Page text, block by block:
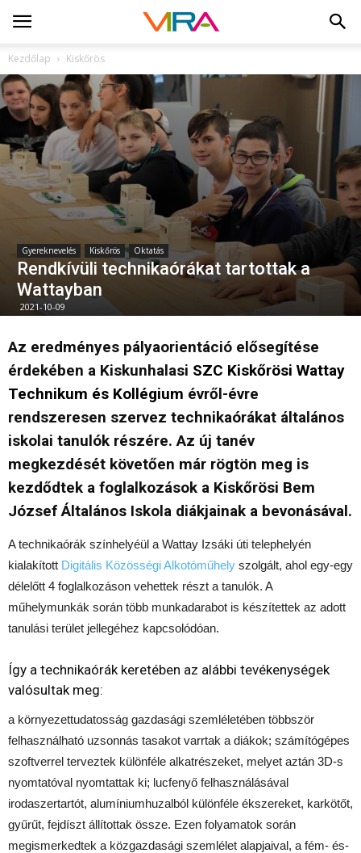
Kezdőlap Kiskőrös
Gyereknevelés Kiskőrös Oktatás
Rendkívüli technikaórákat tartottak a
Wattayban
2021-10-09
Az eredményes pályaorientáció elősegítése
érdekében a Kiskunhalasi SZC Kiskőrösi Wattay
Technikum és Kollégium évről-évre
rendszeresen szervez technikaórákat általános
iskolai tanulók részére. Az új tanév
megkezdését követően már rögtön meg is
kezdődtek a foglalkozások a Kiskőrösi Bem
József Általános Iskola diákjainak a bevonásával.
A technikaórák színhelyéül a Wattay Izsáki úti telephelyén
kialakított Digitális Közösségi Alkotóműhely szolgált, ahol egy-egy
délelőtt 4 foglalkozáson vehettek részt a tanulók. A
műhelymunkák során több munkadarabot is készítettek az adott
tanulási terület jellegéhez kapcsolódóan.
Így a technikaórák keretében az alábbi tevékenységek
valósultak meg:
a környezettudatosság gazdasági szemléletében többször
felhasználható uzsonnás tasakot varrtak a diákok; számítógépes
szoftverrel terveztek különféle alkatrészeket, melyet aztán 3D-s
nyomtatóval nyomtattak ki; lucfenyő felhasználásával
irodaszertartót, alumíniumhuzalból különféle ékszereket, karkötőt,
gyűrűt, fejdíszt állítottak össze. Ezen folyamatok során
megismerkedtek a közgazdasági szemlélet alapjaival, a fém- és-